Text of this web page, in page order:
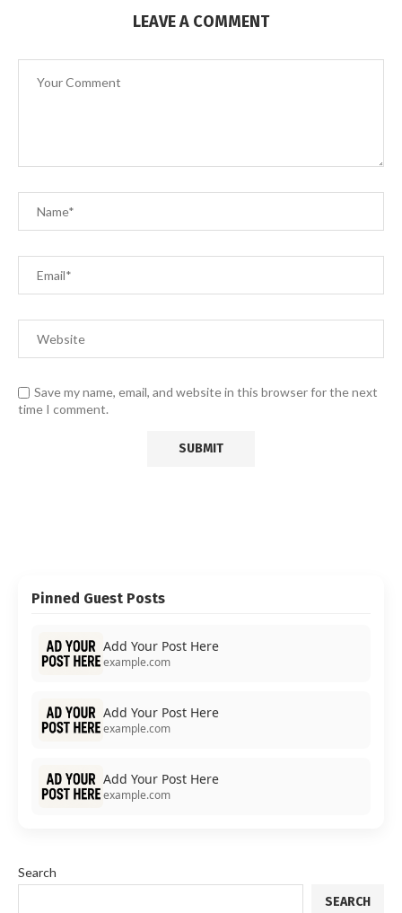
LEAVE A COMMENT
Save my name, email, and website in this browser for the next
time I comment.
Pinned Guest Posts
Add Your Post Here
example.com
Add Your Post Here
example.com
Add Your Post Here
example.com
Search
SEARCH